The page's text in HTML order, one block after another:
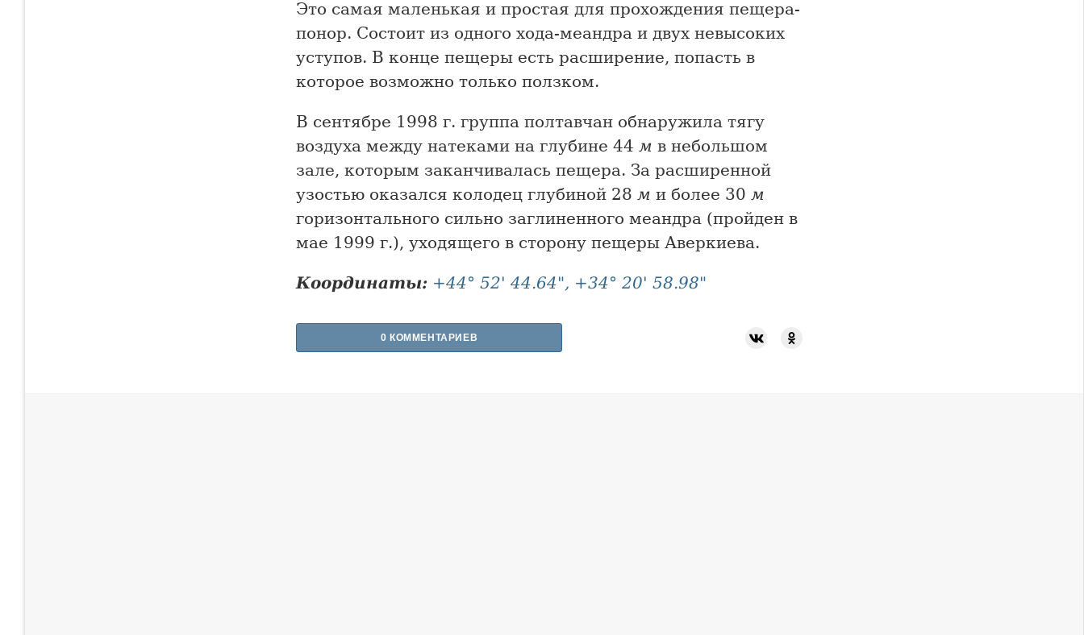
Это самая маленькая и простая для прохождения пещера-
понор. Состоит из одного хода-меандра и двух невысоких
уступов. В конце пещеры есть расширение, попасть в
которое возможно только ползком.
В сентябре 1998 г. группа полтавчан обнаружила тягу
воздуха между натеками на глубине 44 м в небольшом
зале, которым заканчивалась пещера. За расширенной
узостью оказался колодец глубиной 28 м и более 30 м
горизонтального сильно заглиненного меандра (пройден в
мае 1999 г.), уходящего в сторону пещеры Аверкиева.
Координаты: +44° 52' 44.64", +34° 20' 58.98"
0 КОММЕНТАРИЕВ